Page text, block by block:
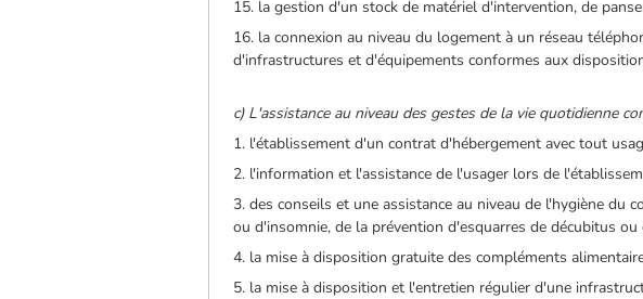
15. la gestion d'un stock de matériel d'intervention, de
16. la connexion au niveau du logement à un réseau
d'infrastructures et d'équipements conformes aux
c) L'assistance au niveau des gestes de la vie quotidienne
1. l'établissement d'un contrat d'hébergement avec tout
2. l'information et l'assistance de l'usager lors de
3. des conseils et une assistance au niveau de l'hygiène du
ou d'insomnie, de la prévention d'esquarres de décubitus
4. la mise à disposition gratuite des compléments
5. la mise à disposition et l'entretien régulier d'une